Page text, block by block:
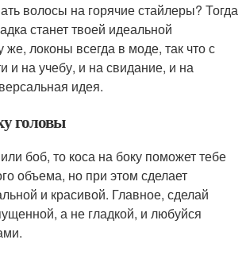
волосы на горячие стайлеры? Тогда
станет твоей идеальной
же, локоны всегда в моде, так что с
и на учебу, и на свидание, и на
идея.
головы
боб, то коса на боку поможет тебе
объема, но при этом сделает
и красивой. Главное, сделай
а не гладкой, и любуйся